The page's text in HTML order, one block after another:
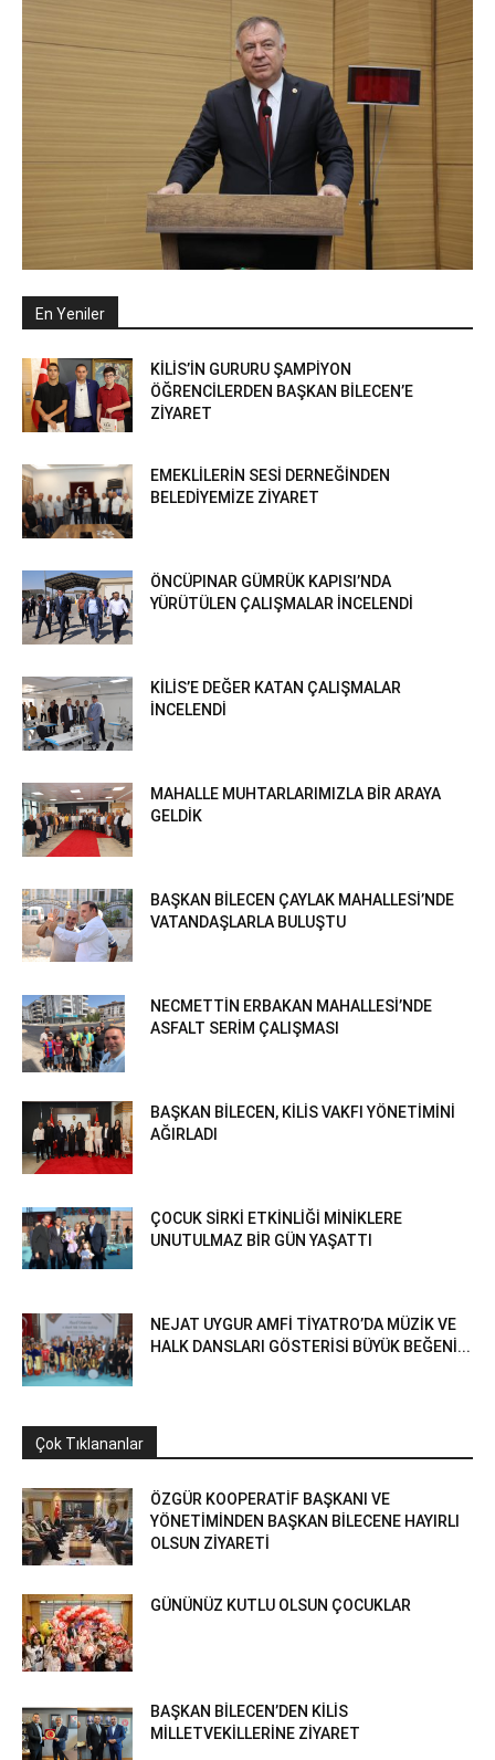
En Yeniler
KİLİS’İN GURURU ŞAMPİYON
ÖĞRENCİLERDEN BAŞKAN BİLECEN’E
ZİYARET
EMEKLİLERİN SESİ DERNEĞİNDEN
BELEDİYEMİZE ZİYARET
ÖNCÜPINAR GÜMRÜK KAPISI’NDA
YÜRÜTÜLEN ÇALIŞMALAR İNCELENDİ
KİLİS’E DEĞER KATAN ÇALIŞMALAR
İNCELENDİ
MAHALLE MUHTARLARIMIZLA BİR ARAYA
GELDİK
BAŞKAN BİLECEN ÇAYLAK MAHALLESİ’NDE
VATANDAŞLARLA BULUŞTU
NECMETTİN ERBAKAN MAHALLESİ’NDE
ASFALT SERİM ÇALIŞMASI
BAŞKAN BİLECEN, KİLİS VAKFI YÖNETİMİNİ
AĞIRLADI
ÇOCUK SİRKİ ETKİNLİĞİ MİNİKLERE
UNUTULMAZ BİR GÜN YAŞATTI
NEJAT UYGUR AMFİ TİYATRO’DA MÜZİK VE
HALK DANSLARI GÖSTERİSİ BÜYÜK BEĞENİ...
Çok Tıklananlar
ÖZGÜR KOOPERATİF BAŞKANI VE
YÖNETİMİNDEN BAŞKAN BİLECENE HAYIRLI
OLSUN ZİYARETİ
GÜNÜNÜZ KUTLU OLSUN ÇOCUKLAR
BAŞKAN BİLECEN’DEN KİLİS
MİLLETVEKİLLERİNE ZİYARET